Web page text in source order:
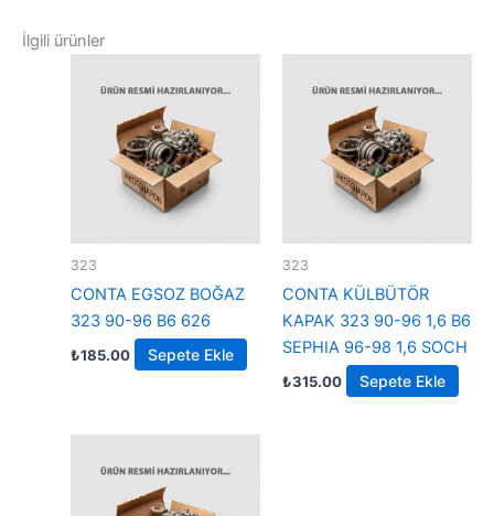
İlgili ürünler
323
CONTA EGSOZ BOĞAZ
323 90-96 B6 626
₺185.00 Sepete Ekle
323
CONTA KÜLBÜTÖR
KAPAK 323 90-96 1,6 B6
SEPHIA 96-98 1,6 SOCH
₺315.00 Sepete Ekle